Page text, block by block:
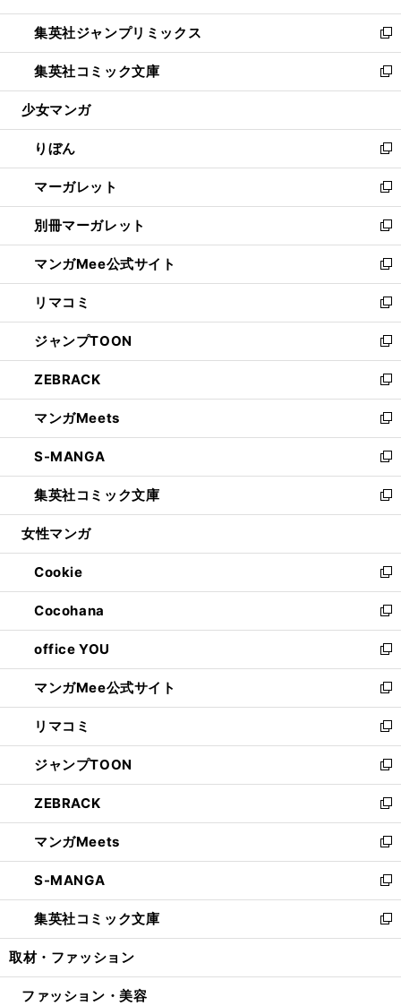
開
く
ウ
で
開
く
ン
ド
ウ
で
開
ウ
ィ
ン
ド
ウ
開
く
し
い
ウ
ィ
ン
ウ
で
開
く
集英社ジャンプリミックス
新
し
い
ウ
ン
ド
ウ
で
開
く
集英社コミック文庫
新
し
ウ
ィ
ン
ド
ウ
で
開
く
少女マンガ
りぼん
新
し
い
ウ
ィ
ン
ド
ウ
で
開
く
マーガレット
新
し
い
ウ
ィ
ン
ド
ウ
で
開
く
別冊マーガレット
新
し
い
ウ
ィ
ン
ド
ウ
で
開
く
マンガMee公式サイト
新
し
い
ウ
ィ
ン
ド
ウ
で
開
く
リマコミ
新
し
い
ウ
ィ
ン
ド
ウ
で
開
く
ジャンプTOON
新
し
い
ウ
ィ
ン
ド
ウ
で
開
ZEBRACK
新
し
い
ウ
ィ
ン
ド
ウ
開
く
マンガMeets
新
し
い
ウ
ィ
ン
ウ
で
開
く
S-MANGA
新
し
い
ウ
ン
ド
ウ
で
開
く
集英社コミック文庫
新
し
ウ
ィ
ン
ド
ウ
で
開
く
女性マンガ
Cookie
新
し
い
ウ
ィ
ン
ド
ウ
で
開
く
Cocohana
新
し
い
ウ
ィ
ン
ド
ウ
で
開
く
office YOU
新
し
い
ウ
ィ
ン
ド
ウ
で
開
く
マンガMee公式サイト
新
し
い
ウ
ィ
ン
ド
ウ
で
開
く
リマコミ
新
し
い
ウ
ィ
ン
ド
ウ
で
開
く
ジャンプTOON
新
し
い
ウ
ィ
ン
ド
ウ
で
開
ZEBRACK
新
し
い
ウ
ィ
ン
ド
ウ
開
マンガMeets
新
し
い
ウ
ィ
ン
ウ
S-MANGA
新
し
い
ウ
ン
集英社コミック文庫
新
し
ウ
取材・ファッション
ファッション・美容